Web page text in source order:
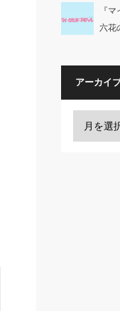
『
六花
アーカイ